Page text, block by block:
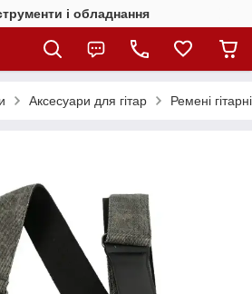
і обладнання
Аксесуари для гітар Ремені гітарні